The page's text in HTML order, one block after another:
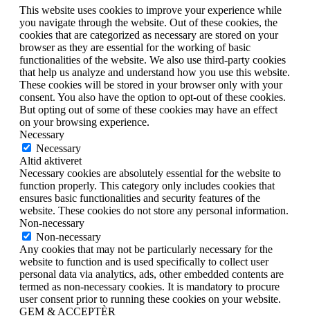
This website uses cookies to improve your experience while
you navigate through the website. Out of these cookies, the
cookies that are categorized as necessary are stored on your
browser as they are essential for the working of basic
functionalities of the website. We also use third-party cookies
that help us analyze and understand how you use this website.
These cookies will be stored in your browser only with your
consent. You also have the option to opt-out of these cookies.
But opting out of some of these cookies may have an effect
on your browsing experience.
Necessary
Necessary
Altid aktiveret
Necessary cookies are absolutely essential for the website to
function properly. This category only includes cookies that
ensures basic functionalities and security features of the
website. These cookies do not store any personal information.
Non-necessary
Non-necessary
Any cookies that may not be particularly necessary for the
website to function and is used specifically to collect user
personal data via analytics, ads, other embedded contents are
termed as non-necessary cookies. It is mandatory to procure
user consent prior to running these cookies on your website.
GEM & ACCEPTÈR